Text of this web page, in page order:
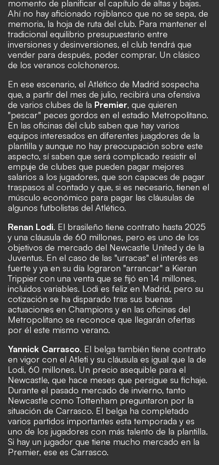
momento de planificar el capítulo de altas y bajas.
Ahí no hay aficionado rojiblanco que no se sepa, de
memoria, la hoja de ruta del club. Para mantener el
tradicional equilibrio presupuestario entre
inversiones y desinversiones, el club tendrá que
vender para después, poder comprar. Un clásico
de los veranos colchoneros.
En ese escenario, el Atlético de Madrid sospecha
que, a partir del mes de julio, recibirá una ofensiva
de varios clubes de la Premier, que quieren
"pescar" peces gordos en el estadio Metropolitano.
En las oficinas del club saben que hay varios
equipos interesados en diferentes juagdores de la
plantilla y aunque no hay preocupación sobre este
aspecto, sí saben que será complicado resistir el
empuje de clubes que pueden pagar mejores
salarios a los jugadores, que son capaces de pagar
traspasos al contado y que, si es necesario, tienen el
músculo económico para pagar las cláusulas de
algunos futbolistas del Atlético.
Renan Lodi. El brasileño tiene contrato hasta 2025
y una cláusula de 60 millones, pero es uno de los
objetivos de mercado del Newcastle United y de la
Juventus. En el caso de las "urracas" el interés es
fuerte y ya en su día lograron "arrancar" a Kieran
Trippier con una venta que se fijó en 14 millones,
incluidos variables. Lodi es feliz en Madrid, pero su
cotización se ha disparado tras sus buenas
actuaciones en Champions y en las oficinas del
Metropolitano se reconoce que llegarán ofertas
por él este mismo verano.
Yannick Carrasco. El belga también tiene contrato
en vigor con el Atleti y su cláusula es igual que la de
Lodi, 60 millones. Un precio asequible para el
Newcastle, que hace meses que persigue su fichaje.
Durante el pasado mercado de invierno, tanto
Newcastle como Tottenham preguntaron por la
situación de Carrasco. El belga ha completado
varios partidos importantes esta temporada y es
uno de los jugadores con más talento de la plantilla.
Si hay un jugador que tiene mucho mercado en la
Premier, ese es Carrasco.